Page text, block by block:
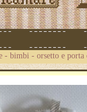
- bimbi - orsetto e